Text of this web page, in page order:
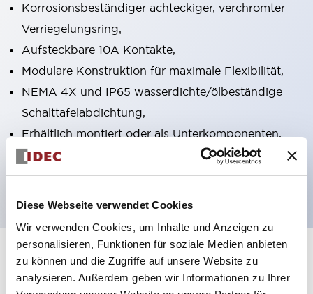
Diese Webseite verwendet Cookies
Wir verwenden Cookies, um Inhalte und Anzeigen zu
personalisieren, Funktionen für soziale Medien anbieten
zu können und die Zugriffe auf unsere Website zu
analysieren. Außerdem geben wir Informationen zu Ihrer
Korrosionsbeständiger achteckiger, verchromter
Verriegelungsring,
Aufsteckbare 10A Kontakte,
Modulare Konstruktion für maximale Flexibilität,
NEMA 4X und IP65 wasserdichte/ölbeständige
Schalttafelabdichtung,
Erhältlich montiert oder als Unterkomponenten,
UL gelistet, CSA zertifiziert, TUV zugelassen und
CE gekennzeichnet
Spezifikationen Alle erweitern